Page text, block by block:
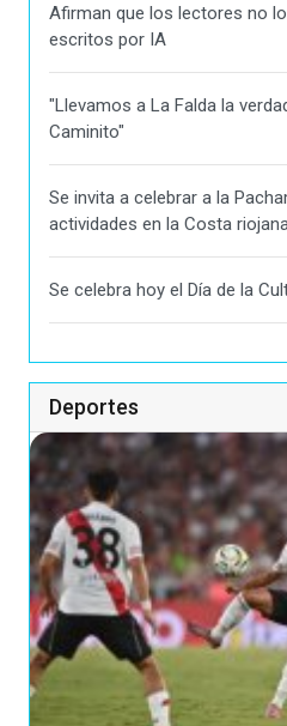
Afirman que los lectores no
escritos por IA
"Llevamos a La Falda la
Caminito"
Se invita a celebrar a la
actividades en la Costa
Se celebra hoy el Día de la
Deportes